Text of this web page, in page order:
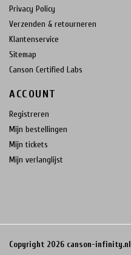
Privacy Policy
Verzenden & retourneren
Klantenservice
Sitemap
Canson Certified Labs
ACCOUNT
Registreren
Mijn bestellingen
Mijn tickets
Mijn verlanglijst
Copyright 2026 canson-infinity.nl